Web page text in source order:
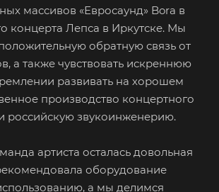
массивов «Евросаунд» Bora в
концерта Лепса в Иркутске. Мы
обратную связь от
а также чувствовать искреннюю
развивать на хорошем
производство концертного
российскую звукоинженерию.
артиста осталась довольная
оборудование
а мы делимся